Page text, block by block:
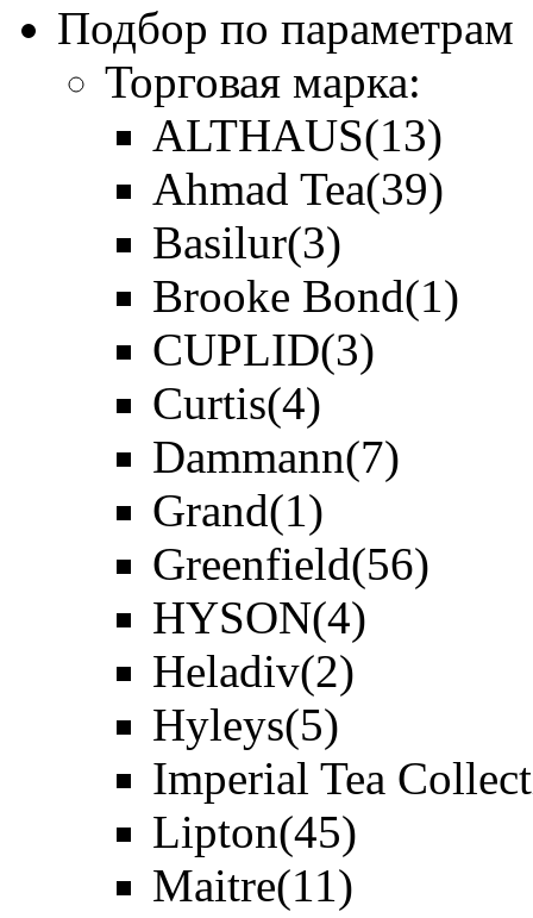
Подбор по параметрам
Торговая марка:
ALTHAUS(13)
Ahmad Tea(39)
Basilur(3)
Brooke Bond(1)
CUPLID(3)
Curtis(4)
Dammann(7)
Grand(1)
Greenfield(56)
HYSON(4)
Heladiv(2)
Hyleys(5)
Imperial Tea
Lipton(45)
Maitre(11)